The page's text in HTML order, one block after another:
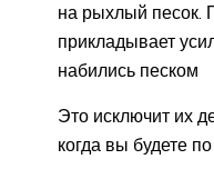
на рыхлый песок.
прикладывает
набились песком
Это исключит их
когда вы будете